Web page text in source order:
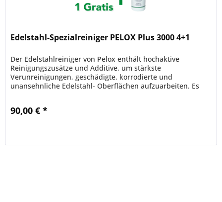
Edelstahl-Spezialreiniger PELOX Plus 3000 4+1
Der Edelstahlreiniger von Pelox enthält hochaktive
Reinigungszusätze und Additive, um stärkste
Verunreinigungen, geschädigte, korrodierte und
unansehnliche Edelstahl- Oberflächen aufzuarbeiten. Es
90,00 € *